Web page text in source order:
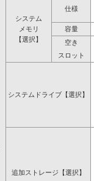
システム
メモリ
【選択】
仕様
容量
空き
スロット
システムドライブ【選択】
追加ストレージ【選択】